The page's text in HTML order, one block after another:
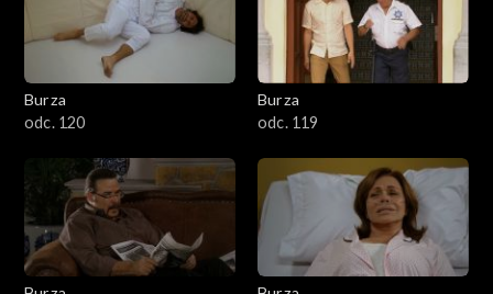
Burza
odc. 120
Burza
odc. 119